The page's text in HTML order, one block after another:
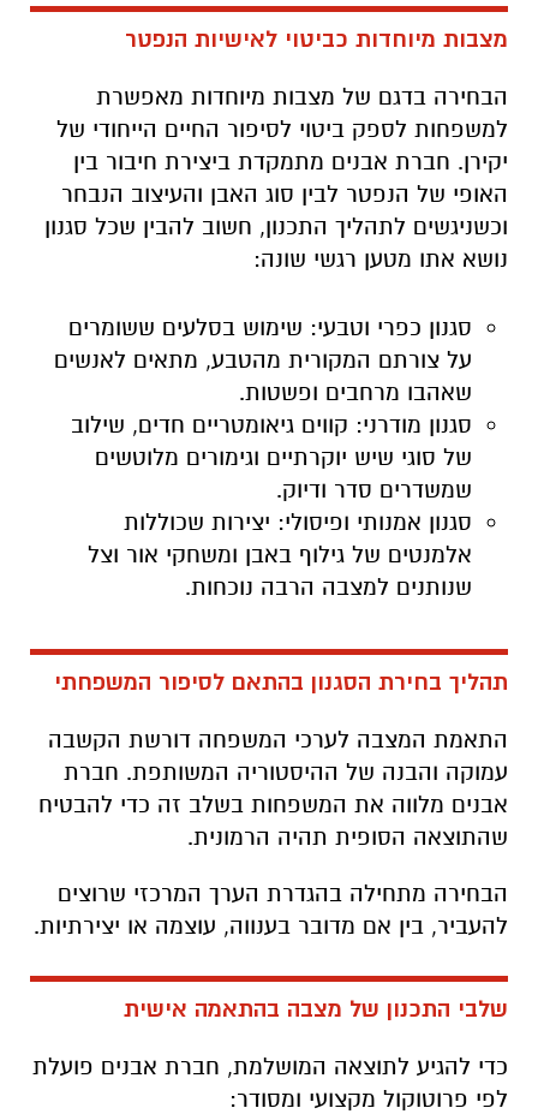
מצבות מיוחדות כביטוי לאישיות הנפטר
הבחירה בדגם של מצבות מיוחדות מאפשרת
למשפחות לספק ביטוי לסיפור החיים הייחודי של
יקירן. חברת אבנים מתמקדת ביצירת חיבור בין
האופי של הנפטר לבין סוג האבן והעיצוב הנבחר
וכשניגשים לתהליך התכנון, חשוב להבין שכל סגנון
נושא אתו מטען רגשי שונה:
סגנון כפרי וטבעי: שימוש בסלעים ששומרים
על צורתם המקורית מהטבע, מתאים לאנשים
שאהבו מרחבים ופשטות.
סגנון מודרני: קווים גיאומטריים חדים, שילוב
של סוגי שיש יוקרתיים וגימורים מלוטשים
שמשדרים סדר ודיוק.
סגנון אמנותי ופיסולי: יצירות שכוללות
אלמנטים של גילוף באבן ומשחקי אור וצל
שנותנים למצבה הרבה נוכחות.
תהליך בחירת הסגנון בהתאם לסיפור המשפחתי
התאמת המצבה לערכי המשפחה דורשת הקשבה
עמוקה והבנה של ההיסטוריה המשותפת. חברת
אבנים מלווה את המשפחות בשלב זה כדי להבטיח
שהתוצאה הסופית תהיה הרמונית.
הבחירה מתחילה בהגדרת הערך המרכזי שרוצים
להעביר, בין אם מדובר בענווה, עוצמה או יצירתיות.
שלבי התכנון של מצבה בהתאמה אישית
כדי להגיע לתוצאה המושלמת, חברת אבנים פועלת
לפי פרוטוקול מקצועי ומסודר: